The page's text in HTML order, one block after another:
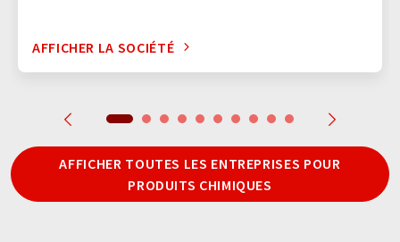
AFFICHER LA SOCIÉTÉ
AFFICHER TOUTES LES ENTREPRISES POUR
PRODUITS CHIMIQUES